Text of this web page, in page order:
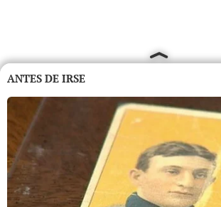
ANTES DE IRSE